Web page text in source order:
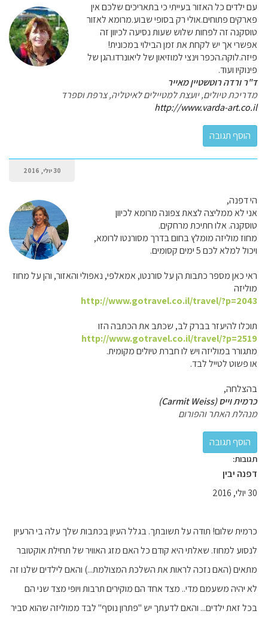
עם ילדים כל האזור בעייתי כי בתאריכים שלכם אין
פארקים פתוחים.אולי רק בסופי שבוע.מרומא לאזור
טוסקנה זה לפחות שלוש שעות נסיעה לכיוון זה
אפשרי אך יש לקחת את זמן הבילוי במכונית!
פיזה.לוקה.הכפר וינצי למוזיאון של ליאונרדו.הגן של
פינוקיו ועוד.
ד"ר ורדה רוטשטיין מאייר
מדריכת טיולים, יועצת למטיילים לאיטליה, צרפת וספרד
http://www.varda-art.co.il
30 יולי, 2016
הי דפנה,
אני לא ממליצה לצאת צפונה מרומא לכיוון
טוסקנה. אלו חתיכת מרחקים.
מחוז מוליזה מומלץ בחום בדרך מסורנטו לרומא,
ויכול למלא לכם 5 ימים קסומים.
ראי כאן מספר כתבות הן על סורנטו, אמאלפי, נאפולי והאזור, והן על מחוז
מוליזה
http://www.gotravel.co.il/travel/?p=2043
תוכלו להיעזר בברק לב, שכתב את הכתבה הזו
http://www.gotravel.co.il/travel/?p=2519
מתגורר במוליזה ויש לו חברת טיולים מקומית.
או פשוט לטייל לבד.
בהצלחה,
כרמית וייס (Carmit Weiss)
מנהלת האתר והפורום
תגובות:
דפנה יבין
30 יולי, 2016
כרמית שלום! תודה על תשובתך. בגלל העיון בכתבות שלך עלה בי הרעיון
לנסוע למחוז. שאלתי היא קודם כל האם מזג האוויר של תחילת אוקטובר
מתאים (האם נזכה לראות את השלכת המצולמת...) והאם לילדים שלנו זה
לא יהיה משעמם מדי.. מצד אחד הם מוקירים תרבות ויופי מצד שני הם
בכל זאת ילדים... והאם לדעתך יש "פתרון נוסף" לבד ממוליזה שהוא סביר